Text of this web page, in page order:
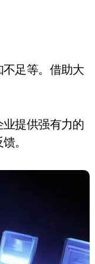
提供强有力的
。